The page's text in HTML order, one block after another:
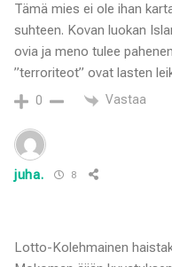
Tämä mies ei ole ihan
suhteen. Kovan luokan
ovia ja meno tulee
”terroriteot” ovat lasten
0 Vastaa
juha. 8
Lotto-Kolehmainen